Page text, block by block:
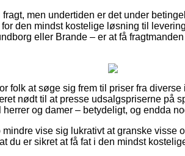
fragt, men undertiden er det under
den mindst kostelige løsning til
eller Brande – er at få
folk at søge sig frem til priser fra
nødt til at presse udsalgspriserne på
og damer – betydeligt, og endda
vise sig lukrativt at granske visse
du er sikret at få fat i den mindst